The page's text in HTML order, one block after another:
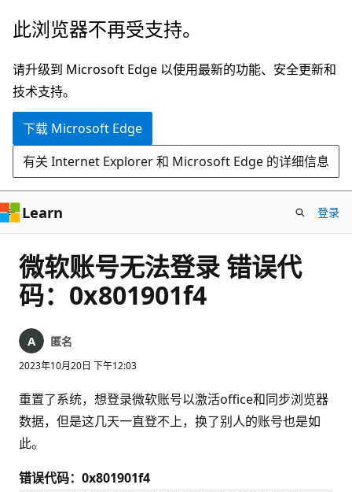
跳
主
要
内
此浏览器不再受支持。
请升级到 Microsoft Edge 以使用最新的功能、安全更新和
技术支持。
下载 Microsoft Edge
有关 Internet Explorer 和 Microsoft Edge 的详细信息
Learn 登录
微软账号无法登录 错误代
码：0x801901f4
匿名
2023年10月20日 下午12:03
重置了系统，想登录微软账号以激活office和同步浏览器
数据，但是这几天一直登不上，换了别人的账号也是如
此。
错误代码：0x801901f4